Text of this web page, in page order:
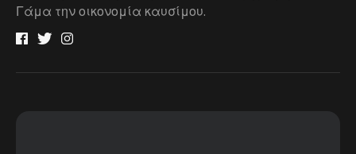
Γάμα την οικονομία καυσίμου.